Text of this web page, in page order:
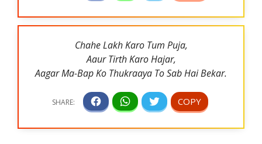
Chahe Lakh Karo Tum Puja,
Aaur Tirth Karo Hajar,
Aagar Ma-Bap Ko Thukraaya To Sab Hai Bekar.